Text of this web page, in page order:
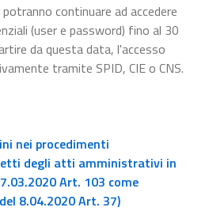
continuare ad accedere
(user e password) fino al 30
da questa data, l'accesso
tramite SPID, CIE o CNS.
nei procedimenti
degli atti amministrativi in
Art. 103 come
8.04.2020 Art. 37)